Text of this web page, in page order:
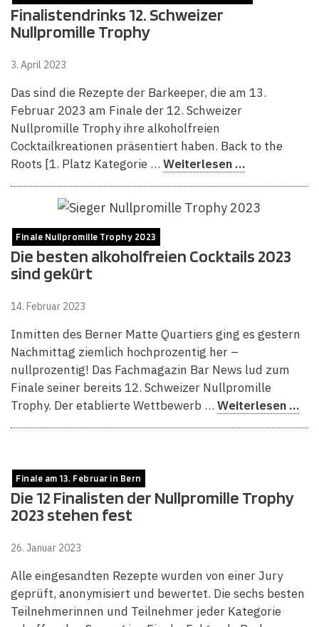
Finalistendrinks 12. Schweizer
Nullpromille Trophy
3. April 2023
Das sind die Rezepte der Barkeeper, die am 13.
Februar 2023 am Finale der 12. Schweizer
Nullpromille Trophy ihre alkoholfreien
Cocktailkreationen präsentiert haben. Back to the
Roots [1. Platz Kategorie … Weiterlesen …
Finale Nullpromille Trophy 2023
Die besten alkoholfreien Cocktails 2023
sind gekürt
14. Februar 2023
Inmitten des Berner Matte Quartiers ging es gestern
Nachmittag ziemlich hochprozentig her –
nullprozentig! Das Fachmagazin Bar News lud zum
Finale seiner bereits 12. Schweizer Nullpromille
Trophy. Der etablierte Wettbewerb … Weiterlesen …
Finale am 13. Februar in Bern
Die 12 Finalisten der Nullpromille Trophy
2023 stehen fest
26. Januar 2023
Alle eingesandten Rezepte wurden von einer Jury
geprüft, anonymisiert und bewertet. Die sechs besten
Teilnehmerinnen und Teilnehmer jeder Kategorie